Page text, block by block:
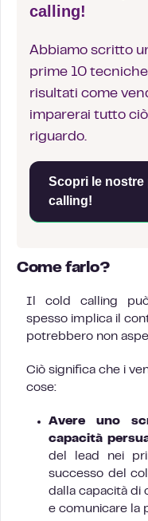
calling!
Abbiamo scritto
prime 10
risultati come
imparerai tutto
riguardo.
Scopri le nostre
calling!
Come farlo?
Il cold calling può
spesso implica il
potrebbero non
Ciò significa che i
cose:
Avere uno
capacità
del lead nei
successo del
dalla capacità di
e comunicare la